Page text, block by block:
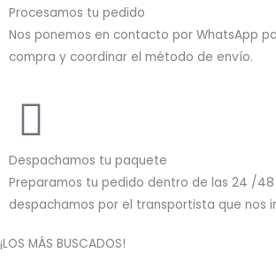
Procesamos tu pedido
Nos ponemos en contacto por WhatsApp
compra y coordinar el método de envío.
Despachamos tu paquete
Preparamos tu pedido dentro de las 24 /48
despachamos por el transportista que nos
¡LOS MÁS BUSCADOS!